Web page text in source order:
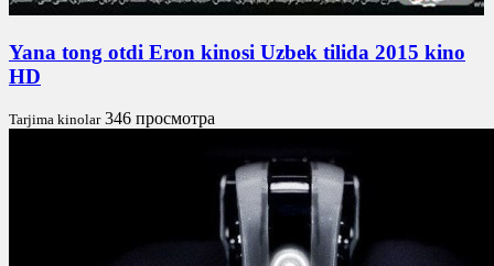
Yana tong otdi Eron kinosi Uzbek tilida 2015 kino
HD
Tarjima kinolar 346 просмотра